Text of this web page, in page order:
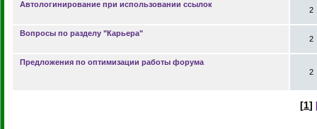
Автологинирование при использовании ссылок
2
Вопросы по разделу "Карьера"
2
Предложения по оптимизации работы форума
2
[1]